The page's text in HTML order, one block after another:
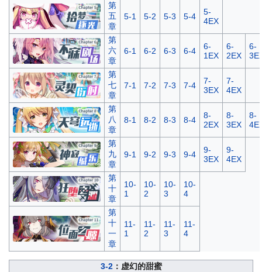
第
五
章
5-1 5-2 5-3 5-4
5-
4EX
第
六
章
6-1 6-2 6-3 6-4
6-
1EX
6-
2EX
6-
第
七
章
7-1 7-2 7-3 7-4
7-
3EX
7-
4EX
第
八
章
8-1 8-2 8-3 8-4
8-
2EX
8-
3EX
8-
第
九
章
9-1 9-2 9-3 9-4
9-
3EX
9-
4EX
第
十
章
10-
1
10-
2
10-
3
10-
4
第
十
一
章
11-
1
11-
2
11-
3
11-
4
3-2：虚幻的甜蜜